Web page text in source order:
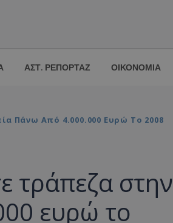
ΑΣΤ. ΡΕΠΟΡΤΑΖ ΟΙΚΟΝΟΜΙΑ
Πάνω Από 4.000.000 Ευρώ Το 2008
τράπεζα στην
ευρώ το